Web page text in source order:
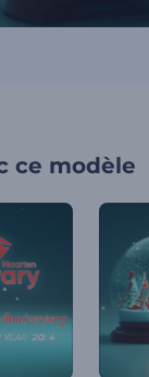
ce modèle